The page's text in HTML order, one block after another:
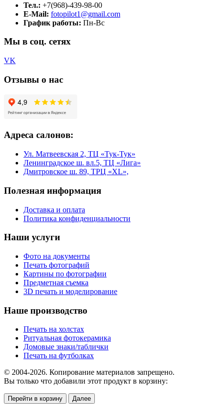
Тел.: +7(968)-439-98-00
E-Mail: fotopilot1@gmail.com
График работы: Пн-Вс
Мы в соц. сетях
VK
Отзывы о нас
Адреса салонов:
Ул. Матвеевская 2, ТЦ «Тук-Тук»
Ленинградское ш. вл.5, ТЦ «Лига»
Дмитровское ш. 89, ТРЦ «XL»,
Полезная информация
Доставка и оплата
Политика конфиденциальности
Наши услуги
Фото на документы
Печать фотографий
Картины по фотографии
Предметная съемка
3D печать и моделирование
Наше производство
Печать на холстах
Ритуальная фотокерамика
Домовые знаки/таблички
Печать на футболках
© 2004-2026. Копирование материалов запрещено.
Вы только что добавили этот продукт в корзину:
Перейти в корзину Далее